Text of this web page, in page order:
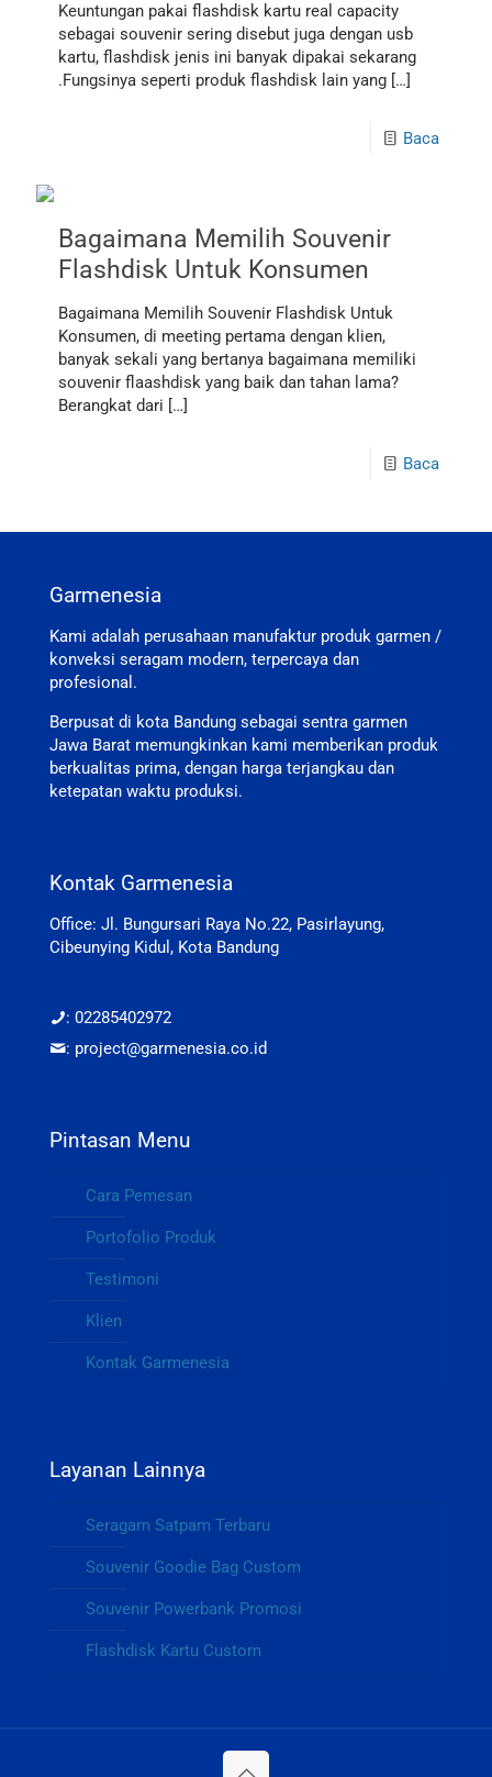
Keuntungan pakai flashdisk kartu real capacity
sebagai souvenir sering disebut juga dengan usb
kartu, flashdisk jenis ini banyak dipakai sekarang
.Fungsinya seperti produk flashdisk lain yang […]
Baca
Bagaimana Memilih Souvenir
Flashdisk Untuk Konsumen
Bagaimana Memilih Souvenir Flashdisk Untuk
Konsumen, di meeting pertama dengan klien,
banyak sekali yang bertanya bagaimana memiliki
souvenir flaashdisk yang baik dan tahan lama?
Berangkat dari […]
Baca
Garmenesia
Kami adalah perusahaan manufaktur produk garmen /
konveksi seragam modern, terpercaya dan
profesional.
Berpusat di kota Bandung sebagai sentra garmen
Jawa Barat memungkinkan kami memberikan produk
berkualitas prima, dengan harga terjangkau dan
ketepatan waktu produksi.
Kontak Garmenesia
Office: Jl. Bungursari Raya No.22, Pasirlayung,
Cibeunying Kidul, Kota Bandung
: 02285402972
: project@garmenesia.co.id
Pintasan Menu
Cara Pemesan
Portofolio Produk
Testimoni
Klien
Kontak Garmenesia
Layanan Lainnya
Seragam Satpam Terbaru
Souvenir Goodie Bag Custom
Souvenir Powerbank Promosi
Flashdisk Kartu Custom